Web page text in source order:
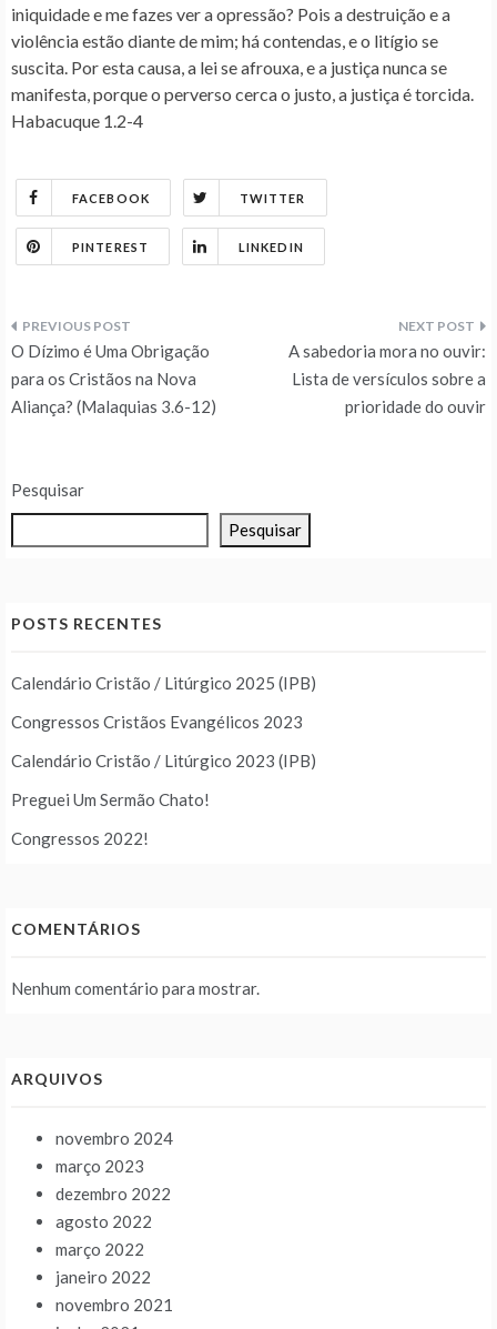
iniquidade e me fazes ver a opressão? Pois a destruição e a
violência estão diante de mim; há contendas, e o litígio se
suscita. Por esta causa, a lei se afrouxa, e a justiça nunca se
manifesta, porque o perverso cerca o justo, a justiça é torcida.
Habacuque 1.2‭-‬4
FACEBOOK TWITTER
PINTEREST LINKEDIN
Navegação
de
O Dízimo é Uma Obrigação
para os Cristãos na Nova
Aliança? (Malaquias 3.6-12)
A sabedoria mora no ouvir:
Lista de versículos sobre a
prioridade do ouvir
Pesquisar
Pesquisar
POSTS RECENTES
Calendário Cristão / Litúrgico 2025 (IPB)
Congressos Cristãos Evangélicos 2023
Calendário Cristão / Litúrgico 2023 (IPB)
Preguei Um Sermão Chato!
Congressos 2022!
COMENTÁRIOS
Nenhum comentário para mostrar.
ARQUIVOS
novembro 2024
março 2023
dezembro 2022
agosto 2022
março 2022
janeiro 2022
novembro 2021